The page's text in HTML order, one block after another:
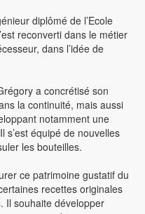
diplômé de l’Ecole
reconverti dans le métier
dans l’idée de
a concrétisé son
la continuité, mais aussi
notamment une
s’est équipé de nouvelles
les bouteilles.
ce patrimoine gustatif du
recettes originales
Il souhaite développer